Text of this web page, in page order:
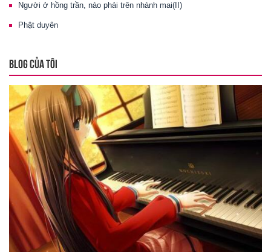
Người ở hồng trần, nào phải trên nhành mai(II)
Phật duyên
BLOG CỦA TÔI